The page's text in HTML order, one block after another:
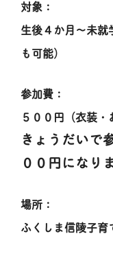
対象：
生後４か月～未
も可能）
参加費：
５００円（衣装・
きょうだいで
００円になり
場所：
ふくしま信陵子